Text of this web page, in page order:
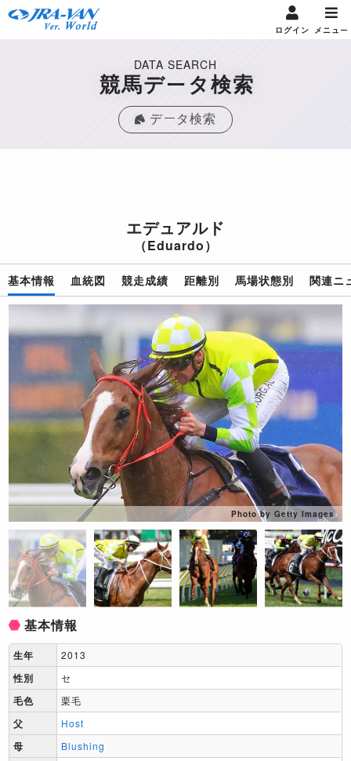
ログイン メニュー
DATA SEARCH
競馬データ検索
データ検索
エデュアルド
（Eduardo）
基本情報 血統図 競走成績 距離別 馬場状態別 関連ニ
Photo by Getty Images
基本情報
生年 2013
性別 セ
毛色 栗毛
父 Host
母 Blushing